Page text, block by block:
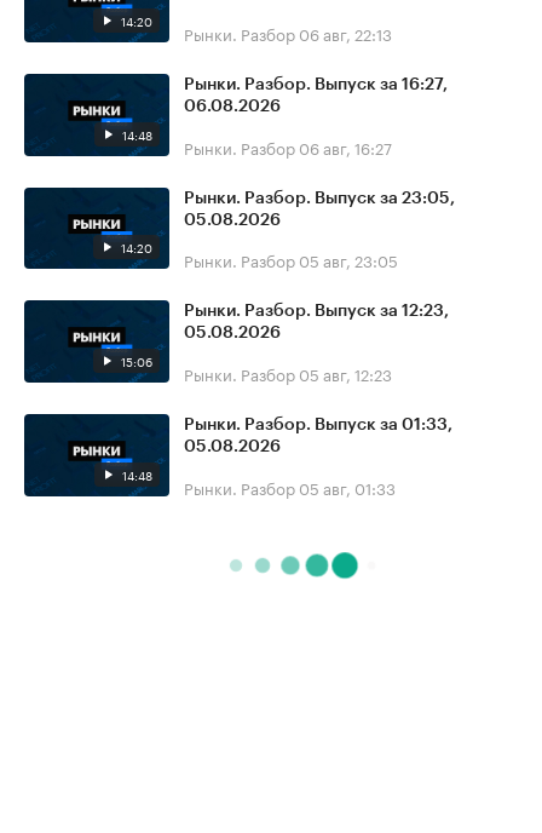
14:20 Рынки. Разбор 06 авг, 22:13
14:48
Рынки. Разбор. Выпуск за 16:27,
06.08.2026
Рынки. Разбор 06 авг, 16:27
14:20
Рынки. Разбор. Выпуск за 23:05,
05.08.2026
Рынки. Разбор 05 авг, 23:05
15:06
Рынки. Разбор. Выпуск за 12:23,
05.08.2026
Рынки. Разбор 05 авг, 12:23
14:48
Рынки. Разбор. Выпуск за 01:33,
05.08.2026
Рынки. Разбор 05 авг, 01:33